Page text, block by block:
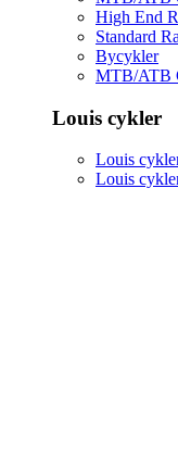
High End
Standard
Bycykler
MTB/ATB
Louis cykler
Louis
Louis